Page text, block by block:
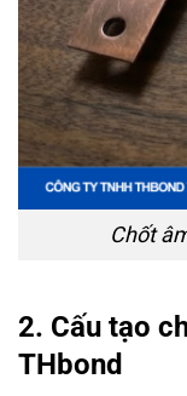
Chốt
2. Cấu tạo
THbond